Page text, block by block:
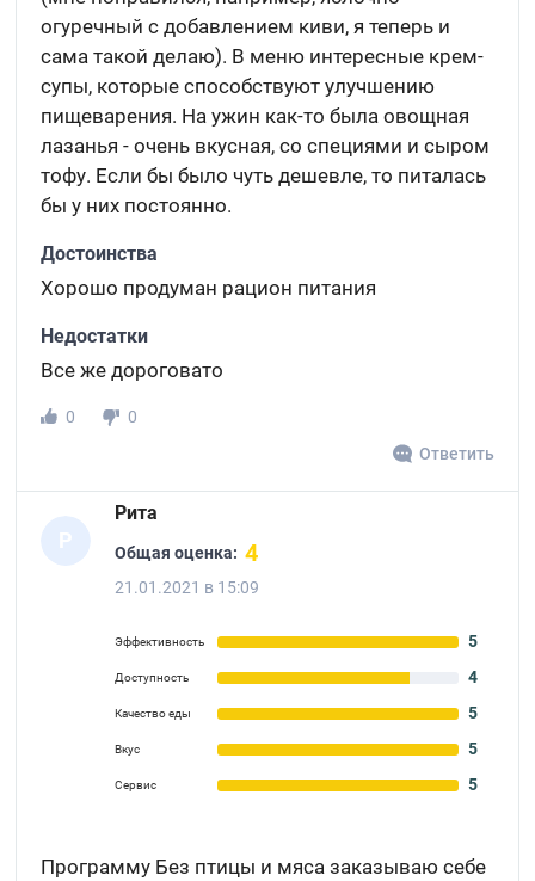
огуречный с добавлением киви, я теперь и
сама такой делаю). В меню интересные крем-
супы, которые способствуют улучшению
пищеварения. На ужин как-то была овощная
лазанья - очень вкусная, со специями и сыром
тофу. Если бы было чуть дешевле, то питалась
бы у них постоянно.
Достоинства
Хорошо продуман рацион питания
Недостатки
Все же дороговато
0
0
Ответить
Р
Рита
Общая оценка: 4
21.01.2021 в 15:09
Эффективность 5
Доступность 4
Качество еды 5
Вкус 5
Сервис 5
Программу Без птицы и мяса заказываю себе